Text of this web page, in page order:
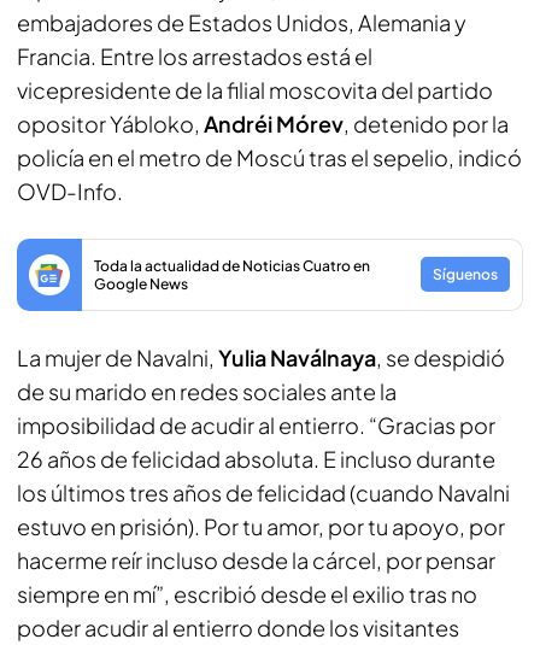
embajadores de Estados Unidos, Alemania y
Francia. Entre los arrestados está el
vicepresidente de la filial moscovita del partido
opositor Yábloko, Andréi Mórev , detenido por la
policía en el metro de Moscú tras el sepelio, indicó
OVD-Info.
Toda la actualidad de Noticias Cuatro en
Google News
Síguenos
La mujer de Navalni, Yulia Naválnaya , se despidió
de su marido en redes sociales ante la
imposibilidad de acudir al entierro. “Gracias por
26 años de felicidad absoluta. E incluso durante
los últimos tres años de felicidad (cuando Navalni
estuvo en prisión). Por tu amor, por tu apoyo, por
hacerme reír incluso desde la cárcel, por pensar
siempre en mí”, escribió desde el exilio tras no
poder acudir al entierro donde los visitantes